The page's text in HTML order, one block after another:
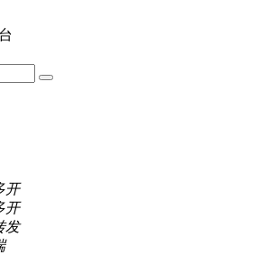
开
开
发